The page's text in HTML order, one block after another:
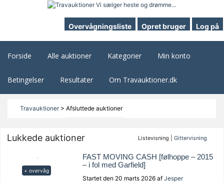
Overvågningsliste Opret bruger Log på
Forside Alle auktioner Kategorier Min konto
Betingelser Resultater Om Travauktioner.dk
Travauktioner> Afsluttede auktioner
Lukkede auktioner Listevisning |Gittervisning
+ overvåg
FAST MOVING CASH [følhoppe – 2015
– i fol med Garfield]
Startet den 20 marts 2026 af Jesper